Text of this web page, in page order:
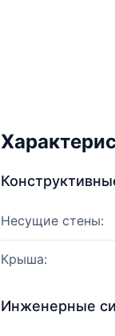
Несущие стены:
Крыша:
Инженерные